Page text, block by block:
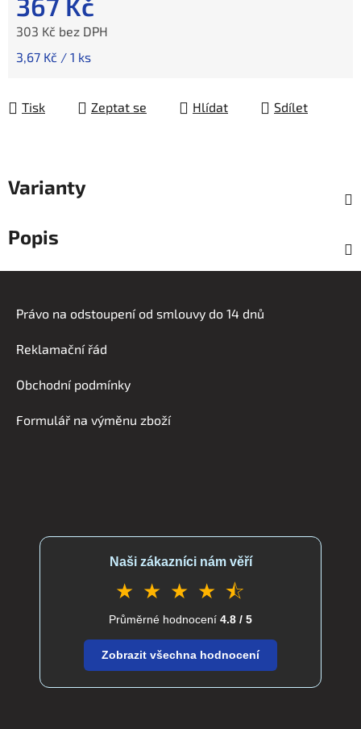
303 Kč bez DPH
Měrná cena:
3,67 Kč / 1 ks
Tisk Zeptat se Hlídat Sdílet
Varianty
Popis
Právo na odstoupení od smlouvy do 14 dnů
Reklamační řád
Obchodní podmínky
Formulář na výměnu zboží
Naši zákazníci nám věří
★ ★ ★ ★ ⯪
Průměrné hodnocení 4.8 / 5
Zobrazit všechna hodnocení